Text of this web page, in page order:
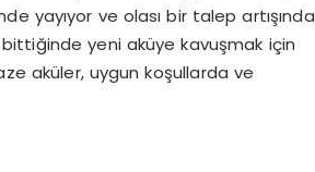
yayıyor ve olası bir talep artışında
yeni aküye kavuşmak için
aküler, uygun koşullarda ve